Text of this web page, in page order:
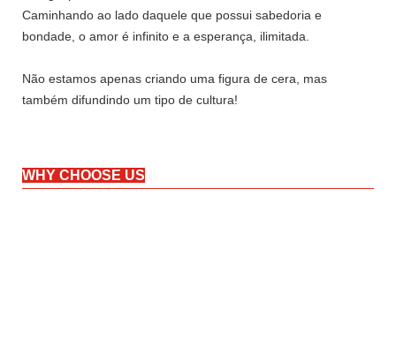
Caminhando ao lado daquele que possui sabedoria e
bondade, o amor é infinito e a esperança, ilimitada.
Não estamos apenas criando uma figura de cera, mas
também difundindo um tipo de cultura!
WHY CHOOSE US